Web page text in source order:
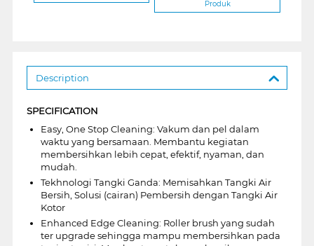
Produk
Description
SPECIFICATION
Easy, One Stop Cleaning: Vakum dan pel dalam
waktu yang bersamaan. Membantu kegiatan
membersihkan lebih cepat, efektif, nyaman, dan
mudah.
Tekhnologi Tangki Ganda: Memisahkan Tangki Air
Bersih, Solusi (cairan) Pembersih dengan Tangki Air
Kotor
Enhanced Edge Cleaning: Roller brush yang sudah
ter upgrade sehingga mampu membersihkan pada